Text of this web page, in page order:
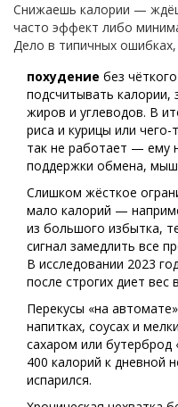
Снижаешь калории —
часто эффект либо
Дело в типичных
похудение без
подсчитывать калории,
жиров и углеводов. В
риса и курицы или чего-
так не работает — ему
поддержки обмена,
Слишком жёсткое
мало калорий —
из большого избытка,
сигнал замедлить все
В исследовании 2023
после строгих диет вес
Перекусы «на
напитках, соусах и
сахаром или бутерброд
400 калорий к дневной
испарился.